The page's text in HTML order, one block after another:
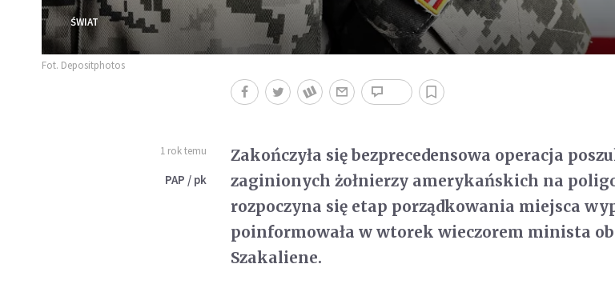
ŚWIAT
Fot. Depositphotos
1 rok temu
PAP / pk
Zakończyła się bezprecedensowa operacja
zaginionych żołnierzy amerykańskich na
rozpoczyna się etap porządkowania miejsca
poinformowała w wtorek wieczorem minista
Szakaliene.